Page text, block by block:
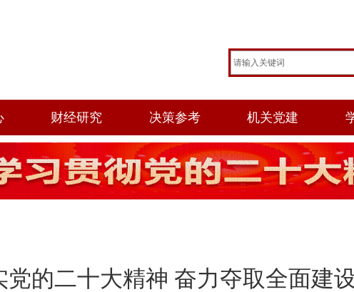
财经研究 决策参考 机关党建
的二十大精神 奋力夺取全面建